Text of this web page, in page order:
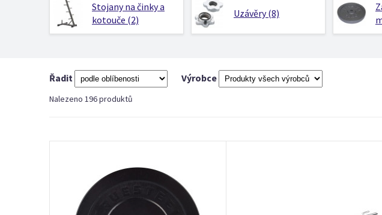
Stojany na činky a
kotouče (2)
Uzávěry (8)
Řadit Výrobce
Nalezeno 196 produktů